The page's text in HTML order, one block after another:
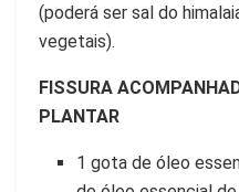
(poderá ser sal do
vegetais).
FISSURA
PLANTAR
1 gota de óleo